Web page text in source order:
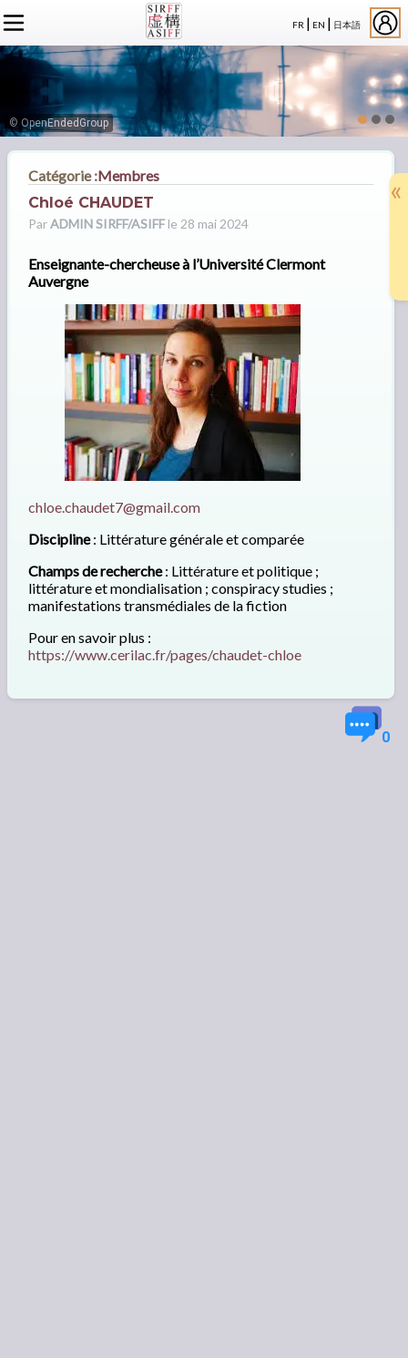
FR | EN | 日本語
L'ASSOCIATION
À PROPOS
ADHÉSION
CRÉDITS
ACTUALITÉS SIRFF
NOS CONGRÈS
SÉMINAIRES
PUBLICATIONS
ACTUALITÉS SUR LA FICTION
ÉVÉNEMENTS
PUBLICATIONS
MEMBRES
LE BUREAU
LE CONSEIL D’ADMINISTRATION
MEMBRES FONDATEURS
© OpenEndedGroup
Catégorie :Membres
Chloé CHAUDET
ParADMIN SIRFF/ASIFFle 28 mai 2024
Enseignante-chercheuse à l’Université Clermont
Auvergne
chloe.chaudet7@gmail.com
Discipline: Littérature générale et comparée
Champs de recherche: Littérature et politique ;
littérature et mondialisation ; conspiracy studies ;
manifestations transmédiales de la fiction
Pour en savoir plus :
https://www.cerilac.fr/pages/chaudet-chloe
0
«